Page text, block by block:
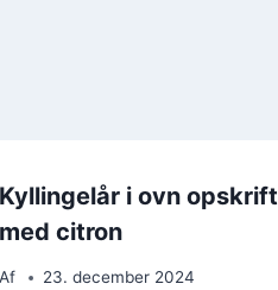
Kyllingelår i ovn opskrift
med citron
Af 23. december 2024